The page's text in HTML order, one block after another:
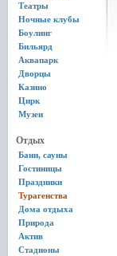
Театры
Ночные клубы
Боулинг
Бильярд
Аквапарк
Дворцы
Казино
Цирк
Музеи
Отдых
Бани, сауны
Гостиницы
Праздники
Турагенства
Дома отдыха
Природа
Актив
Стадионы